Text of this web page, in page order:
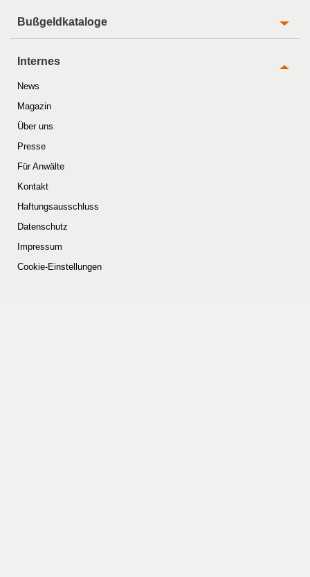
Bußgeldkataloge
Internes
News
Magazin
Über uns
Presse
Für Anwälte
Kontakt
Haftungsausschluss
Datenschutz
Impressum
Cookie-Einstellungen